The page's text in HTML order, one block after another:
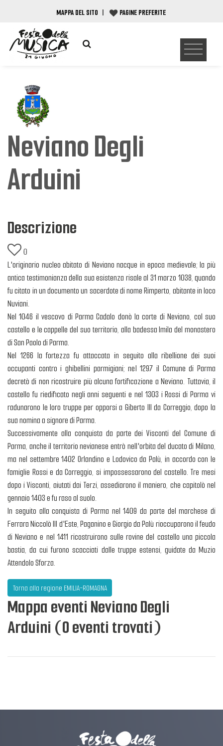
MAPPA DEL SITO | PAGINE PREFERITE
Neviano Degli
Arduini
Descrizione
0
L'originario nucleo abitato di Neviano nacque in epoca medievale; la più
antica testimonianza della sua esistenza risale al 31 marzo 1038, quando
fu citato in un documento un sacerdote di nome Rimperto, abitante in loco
Nuviani.
Nel 1046 il vescovo di Parma Cadalo donò la corte di Neviano, col suo
castello e le cappelle del suo territorio, alla badessa Imila del monastero
di San Paolo di Parma.
Nel 1266 la fortezza fu attaccata in seguito alla ribellione dei suoi
occupanti contro i ghibellini parmigiani; nel 1297 il Comune di Parma
decretò di non ricostruire più alcuna fortificazione a Neviano. Tuttavia, il
castello fu riedificato negli anni seguenti e nel 1303 i Rossi di Parma vi
radunarono le loro truppe per opporsi a Giberto III da Correggio, dopo la
sua nomina a signore di Parma.
Successivamente alla conquista da parte dei Visconti del Comune di
Parma, anche il territorio nevianese entrò nell'orbita del ducato di Milano,
ma nel settembre 1402 Orlandino e Lodovico da Palù, in accordo con le
famiglie Rossi e da Correggio, si impossessarono del castello. Tre mesi
dopo i Visconti, aiutati dai Terzi, assediarono il maniero, che capitolò nel
gennaio 1403 e fu raso al suolo.
In seguito alla conquista di Parma nel 1409 da parte del marchese di
Ferrara Niccolò III d'Este, Paganino e Giorgio da Palù rioccuparono il feudo
di Neviano e nel 1411 ricostruirono sulle rovine del castello una piccola
bastia, da cui furono scacciati dalle truppe estensi, guidate da Muzio
Attendolo Sforza.
Torna alla regione EMILIA-ROMAGNA
Mappa eventi Neviano Degli
Arduini (0 eventi trovati)